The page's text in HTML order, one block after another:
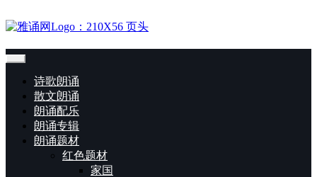
诗歌朗诵
散文朗诵
朗诵配乐
朗诵专辑
朗诵题材
红色题材
家国